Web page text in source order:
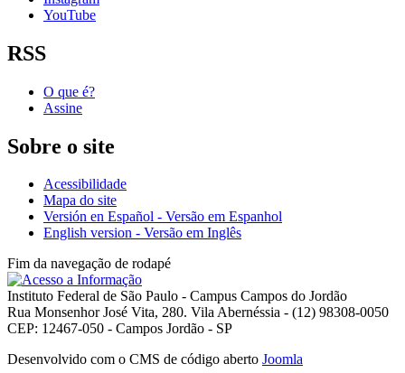
YouTube
RSS
O que é?
Assine
Sobre o site
Acessibilidade
Mapa do site
Versión en Español - Versão em Espanhol
English version - Versão em Inglês
Fim da navegação de rodapé
Instituto Federal de São Paulo - Campus Campos do Jordão
Rua Monsenhor José Vita, 280. Vila Abernéssia - (12) 98308-0050
CEP: 12467-050 - Campos Jordão - SP
Desenvolvido com o CMS de código aberto Joomla